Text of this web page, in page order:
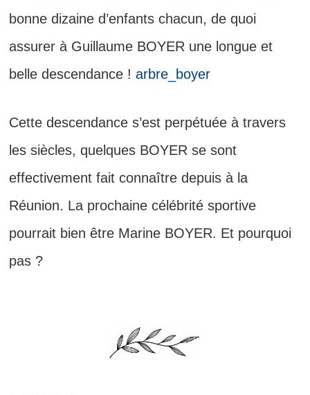
bonne dizaine d’enfants chacun, de quoi
assurer à Guillaume BOYER une longue et
belle descendance ! arbre_boyer
Cette descendance s’est perpétuée à travers
les siècles, quelques BOYER se sont
effectivement fait connaître depuis à la
Réunion. La prochaine célébrité sportive
pourrait bien être Marine BOYER. Et pourquoi
pas ?